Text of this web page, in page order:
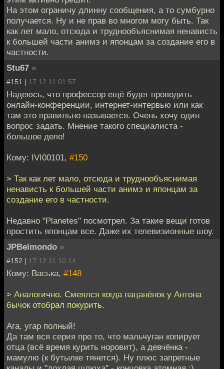
На этом ограничу длинну сообщения, а то сумбурно
получается. Ну и не прав во многом могу быть. Так
как лет мало, отсюда и труднообъяснимая ненависть
к большей части анимэ и японцам за создание его в
частности.
Stu67 »
#151 | 17.12.11 01:57
Надеюсь, что профессор ещё будет проводить
онлайн-конференции, интернет-интервью или как
там это правильно называется. Очень хочу один
вопрос задать. Мнение такого специалиста -
большое дело!
Кому: IVI00101, #150
> Так как лет мало, отсюда и труднообъяснимая
ненависть к большей части анимэ и японцам за
создание его в частности.
Недавно "Planetes" посмотрел. За такие вещи готов
простить японцам все. Даже их телевизионные шоу.
JPBelmondo »
#152 | 17.12.11 10:14
Кому: Васька, #148
> Аналогично. Смеялся когда пацанёнок у Антона
бычок отобрал покурить.
Ага, угар полный!
Да там вся серия про то, что мальчуган копирует
отца (всё время курить норовит), а девчёнка -
мамулю (к бутылке тянется). Ну плюс запретные